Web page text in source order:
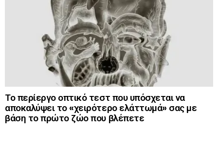
Το περίεργο οπτικό τεστ που υπόσχεται να
αποκαλύψει το «χειρότερο ελάττωμά» σας με
βάση το πρώτο ζώο που βλέπετε